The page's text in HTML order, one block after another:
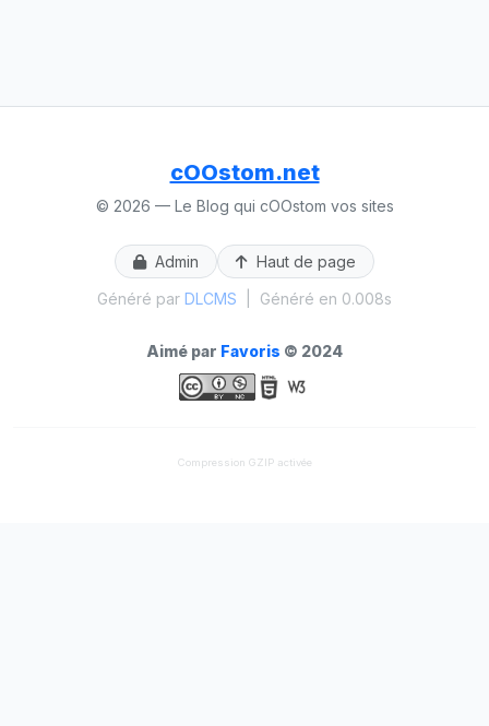
cOOstom.net
© 2026 — Le Blog qui cOOstom vos sites
Admin
Haut de page
Généré par DLCMS Généré en 0.008s
Aimé par Favoris © 2024
Compression GZIP activée